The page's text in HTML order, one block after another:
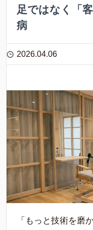
足ではなく「
病
2026.04.06
「もっと技術を磨